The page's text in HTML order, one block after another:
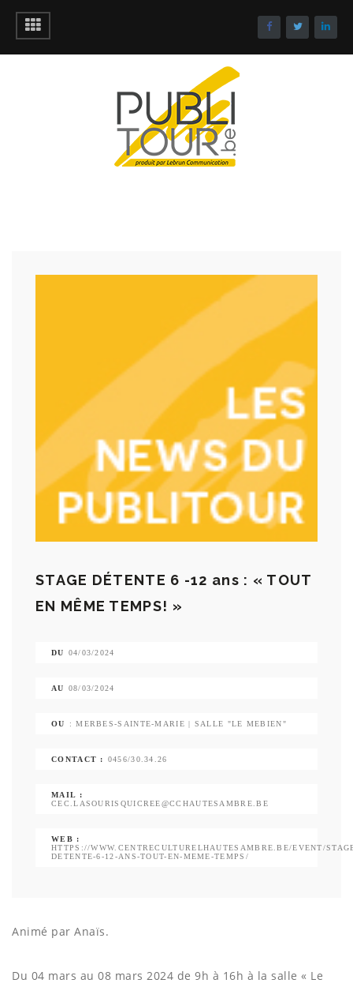
STAGE DÉTENTE 6 -12 ans : « TOUT
EN MÊME TEMPS! »
DU 04/03/2024
AU 08/03/2024
OU : MERBES-SAINTE-MARIE | SALLE "LE MEBIEN"
CONTACT : 0456/30.34.26
MAIL :
CEC.LASOURISQUICREE@CCHAUTESAMBRE.BE
WEB :
HTTPS://WWW.CENTRECULTURELHAUTESAMBRE.BE/EVENT/
DETENTE-6-12-ANS-TOUT-EN-MEME-TEMPS/
Animé par Anaïs.
Du 04 mars au 08 mars 2024 de 9h à 16h à la salle « Le